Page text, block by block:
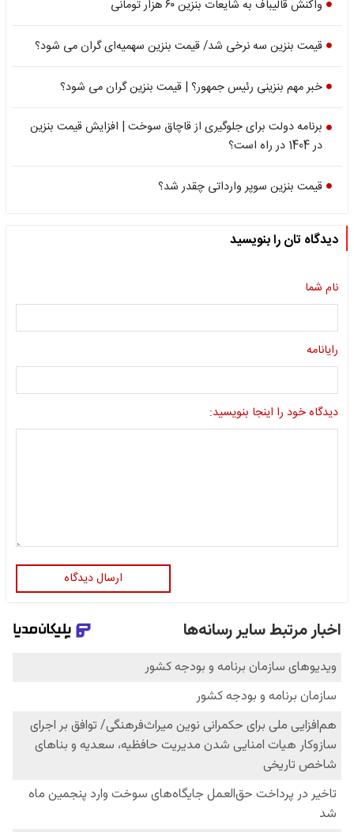
واکنش قالیباف به شایعات بنزین ۶۰ هزار تومانی
قیمت بنزین سه نرخی شد/ قیمت بنزین سهمیه‌ای گران می شود؟
خبر مهم بنزینی رئیس جمهور؟ | قیمت بنزین گران می شود؟
برنامه دولت برای جلوگیری از قاچاق سوخت | افزایش قیمت بنزین
در 1404 در راه است؟
قیمت بنزین سوپر وارداتی چقدر شد؟
دیدگاه تان را بنویسید
نام شما
رایانامه
دیدگاه خود را اینجا بنویسید:
ارسال دیدگاه